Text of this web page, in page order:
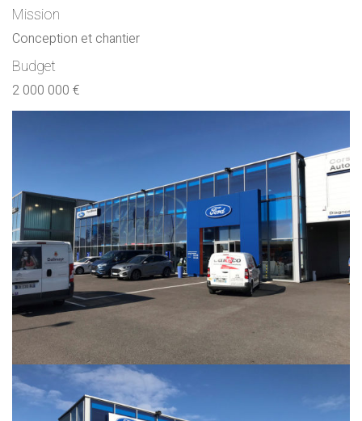
Mission
Conception et chantier
Budget
2 000 000 €